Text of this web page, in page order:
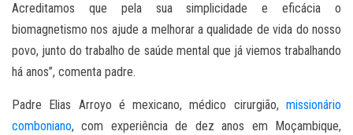
Acreditamos que pela sua simplicidade e eficácia o
biomagnetismo nos ajude a melhorar a qualidade de vida do nosso
povo, junto do trabalho de saúde mental que já viemos trabalhando
há anos”, comenta padre.
Padre Elias Arroyo é mexicano, médico cirurgião, missionário
comboniano, com experiência de dez anos em Moçambique,